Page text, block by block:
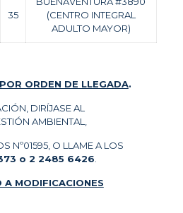
35
(CENTRO INTEGRAL
ADULTO MAYOR)
ORDEN DE LLEGADA.
DIRÍJASE AL
AMBIENTAL,
Nº01595, O LLAME A LOS
o 2 2485 6426
A MODIFICACIONES